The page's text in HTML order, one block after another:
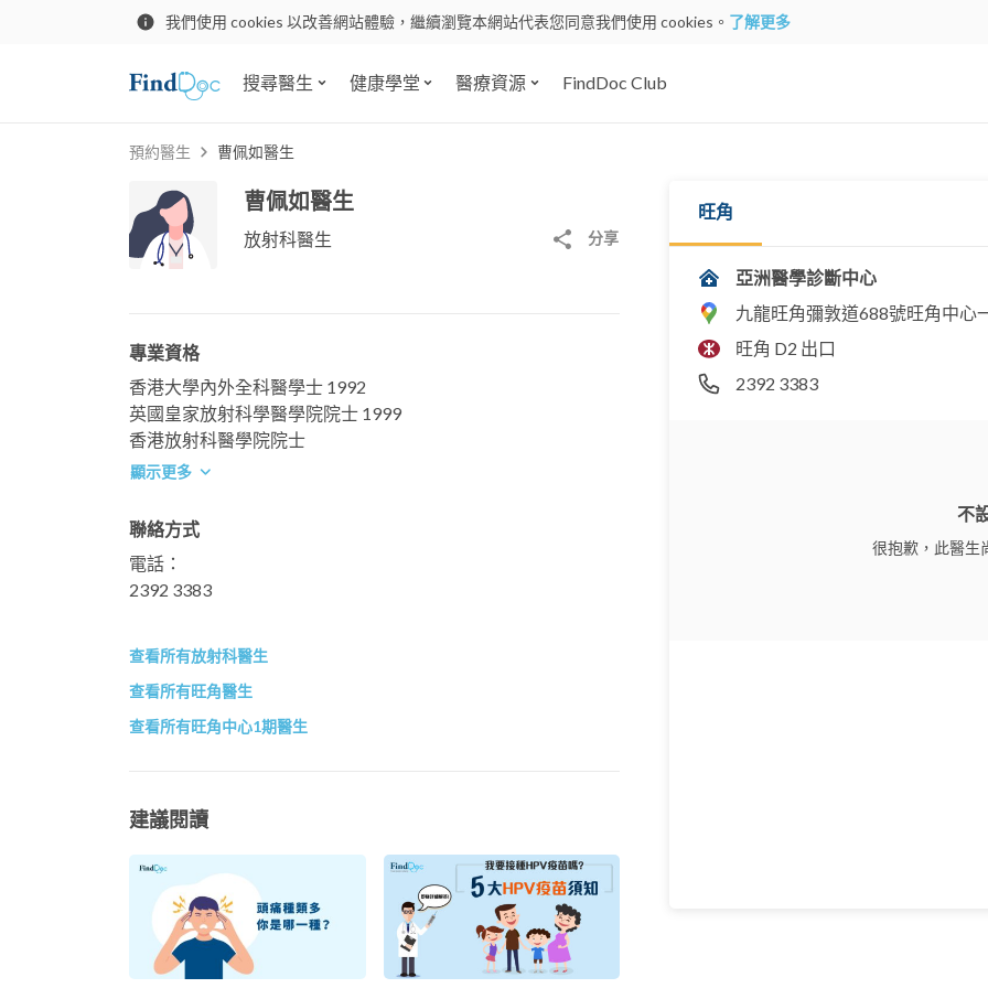
我們使用 cookies 以改善網站體驗，繼續瀏覽本網站代表您同意我們使用 cookies。 了解更多
搜尋醫生 健康學堂 醫療資源 FindDoc Club
預約醫生 曹佩如醫生
曹佩如醫生
放射科醫生 分享
專業資格
香港大學內外全科醫學士 1992
英國皇家放射科學醫學院院士 1999
香港放射科醫學院院士
顯示更多
聯絡方式
電話：
2392 3383
查看所有放射科醫生
查看所有旺角醫生
查看所有旺角中心1期醫生
建議閱讀
旺角
亞洲醫學診斷中心
九龍旺角彌敦道688號旺角中心
旺角 D2 出口
2392 3383
不
很抱歉，此醫生